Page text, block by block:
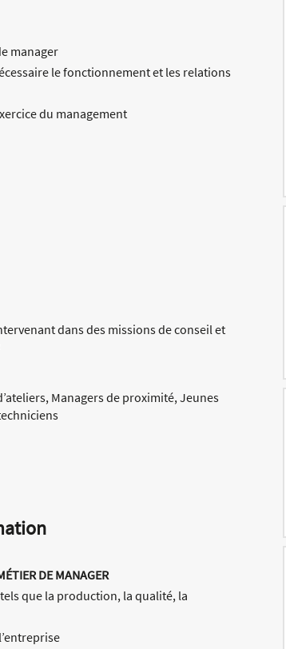
manager
le fonctionnement et les relations
du management
dans des missions de conseil et
Managers de proximité, Jeunes
DE MANAGER
que la production, la qualité, la